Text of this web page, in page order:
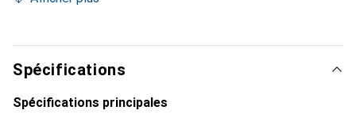
et essentiel de votre smartphone. Reconnaître
marque Noreve est un choix sûr pour une clientèle
exigeante.
Spécifications
Spécifications principales